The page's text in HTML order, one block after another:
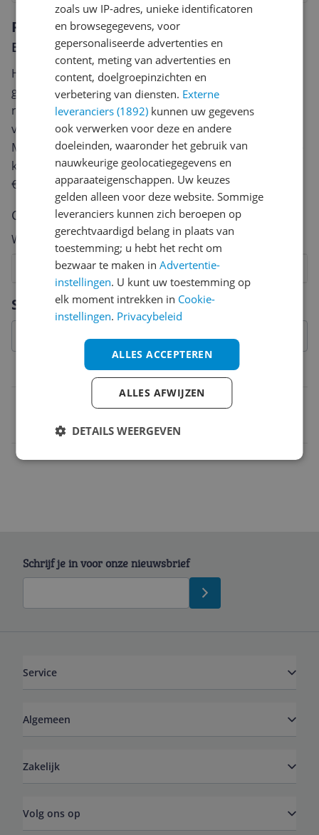
Specificaties
Belangrijkste kenmerken
6947214400650
Reviews
Er zijn nog geen reviews geschreven
Heb jij dit product in bezit en wil je graag je mening
geven? Start dan hieronder met het schrijven van je
review. Afhankelijk van de details duurt het schrijven
van een review gemiddeld tussen de 3 en 10 minuten.
Met jouw mening help je andere bezoekers een betere
keuze te maken én maak je iedere maand kans op
€250,-!
Klik hier voor de actievoorwaarden.
Cijfer
Welk cijfer geef jij dit product?
7
6
5
4
3
2
Vraag 1 van 4
Schrijf je in voor onze nieuwsbrief
Service
Algemeen
Zakelijk
Volg ons op
zoals uw IP-adres, unieke identificatoren
en browsegegevens, voor
gepersonaliseerde advertenties en
content, meting van advertenties en
content, doelgroepinzichten en
verbetering van diensten. Externe
leveranciers (1892) kunnen uw gegevens
ook verwerken voor deze en andere
doeleinden, waaronder het gebruik van
nauwkeurige geolocatiegegevens en
apparaateigenschappen. Uw keuzes
gelden alleen voor deze website. Sommige
leveranciers kunnen zich beroepen op
gerechtvaardigd belang in plaats van
toestemming; u hebt het recht om
bezwaar te maken inAdvertentie-
instellingen. U kunt uw toestemming op
elk moment intrekken in Cookie-
instellingen. Privacybeleid
ALLES ACCEPTEREN
ALLES AFWIJZEN
DETAILS WEERGEVEN